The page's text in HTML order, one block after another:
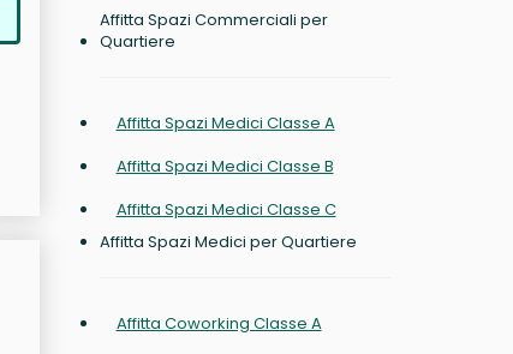
Affitta Spazi Commerciali per
Quartiere
Affitta Spazi Medici Classe A
Affitta Spazi Medici Classe B
Affitta Spazi Medici Classe C
Affitta Spazi Medici per Quartiere
Affitta Coworking Classe A